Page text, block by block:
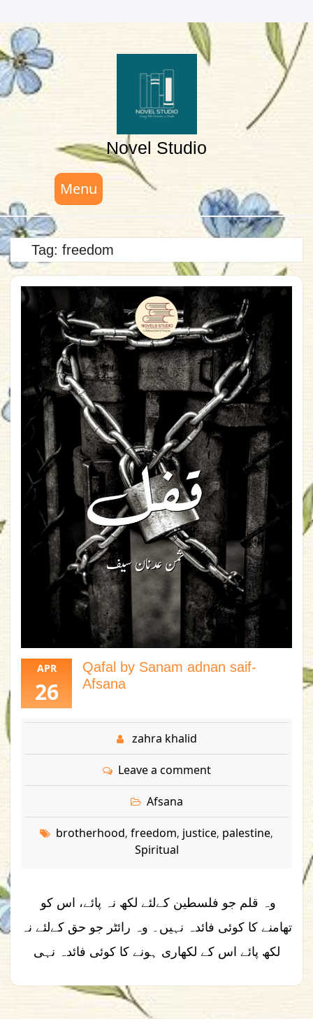
to
content
Novel Studio
Menu
Tag: freedom
APR
26
Qafal by Sanam adnan saif-
Afsana
zahra khalid
Leave a comment
Afsana
brotherhood, freedom, justice, palestine,
Spiritual
تھامنے کا کوئی فائدہ نہیں۔ وہ رائٹر جو حق کےلئے نہ
لکھ پائے اس کے لکھاری ہونے کا کوئی فائدہ نہی